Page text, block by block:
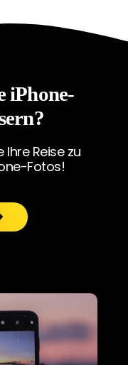
iPhone-
Reise zu
Fotos!